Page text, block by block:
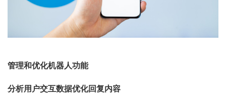
管理和优化机器人功能
分析用户交互数据优化回复内容